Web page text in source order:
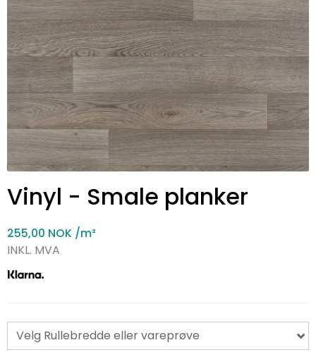
Vinyl - Smale planker
255,00 NOK /m²
INKL. MVA
Velg Rullebredde eller vareprøve